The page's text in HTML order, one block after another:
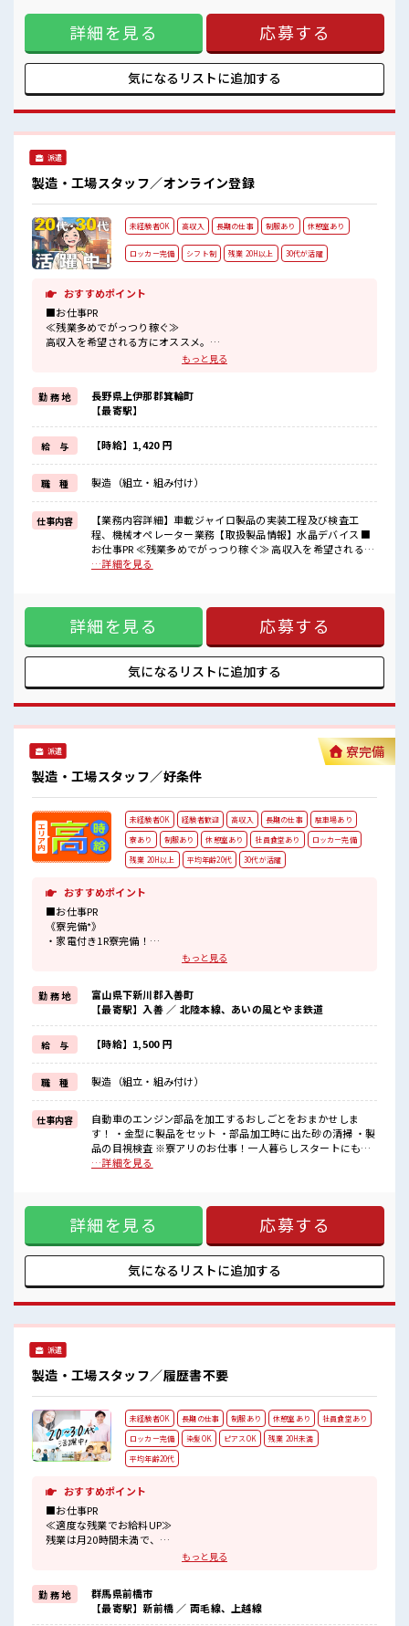
・1食500円程度で食べられる美味しい食堂完備！
・鍵付きロッカー/休憩所/シャワールーム完備
備！ ・夏場は1日一本飲み物の支給もあります♪ ・未経験歓
迎★ ・先輩や社員の方は丁寧に指導してくれるので安心♪ ・
専門知識が身に付きスキルアップも可能！ ・業務フローもわ
かりやすい！ ・制服貸与ありで服装に困らない〇・シャワー
室もあるので仕事終わりにサッパリできる！ ■職場の雰囲気
・徒歩5分圏内にコンビニあり！ ・近場にはヤマダ電機やスー
い食堂完備！ ・鍵付きロッカー/休憩所/シャワールーム完備
詳細を見る 応募する
気になるリストに追加する
派遣
製造・工場スタッフ／オンライン登録
未経験者OK 高収入 長期の仕事 制服あり 休憩室あり
ロッカー完備 シフト制 残業 20H以上 30代が活躍
おすすめポイント
■お仕事PR
≪残業多めでがっつり稼ぐ≫
高収入を希望される方にオススメ。
残業は月20時間以上あります♪
制服があるので、
毎日の服装の悩み解消♪
≪未経験でも活躍できる≫
新しいことにチャレンジするのは不安だけど、
しっかり働く環境が整っています！
イチからスキルUP・ステップUP目指していきましょう！
≪様々なお仕事をご提案≫
一人で悩まず気軽に相談できる、
派遣のお仕事です！
■職場の雰囲気
しっかり休める休憩室あり！
オンオフの切替もできちゃう！
残業がしっかりあるお仕事！
高収入もバッチリ目指せますよ！
もっと見る
勤 務 地
長野県上伊那郡箕輪町
【最寄駅】
給 与 【時給】1,420 円
職 種 製造（組立・組み付け）
仕事内容
【業務内容詳細】車載ジャイロ製品の実装工程及び検査工
程、機械オペレーター業務【取扱製品情報】水晶デバイス ■
お仕事PR ≪残業多めでがっつり稼ぐ≫ 高収入を希望される方
にオススメ。 残業は月20時間以上あります♪ ≪機能的な制服
ど、 しっかり働く環境が整っています！ イチからスキルUP・
ステップUP目指していきましょう！ ≪様々なお仕事をご提案
≫ 一人で悩まず気軽に相談できる、 派遣のお仕事です！ ■職
場の雰囲気 しっかり休める休憩室あり！ オンオフの切替もで
きちゃう！ 持ち物が多いあなたにもぴったり☆ ロッカー付き
職場♪ 残業がしっかりあるお仕事！ 高収入もバッチリ目指せ
…詳細を見る
詳細を見る 応募する
気になるリストに追加する
派遣
製造・工場スタッフ／好条件
寮完備
未経験者OK 経験者歓迎 高収入 長期の仕事
駐車場あり
寮あり
制服あり 休憩室あり 社員食堂あり
ロッカー完備
残業 20H以上
平均年齢20代 30代が活躍
おすすめポイント
■お仕事PR
《寮完備*》
・家電付き1R寮完備！
・最大月50000円の寮費補助ありで生活費も安心★
《通勤らくらく*》
・通勤手段は何でもOK！
・無料駐車場完備なのでマイカー通勤可能♪
《好条件*》
・高時給1500円から！
・残業30時間程度あるので残業代でしっかり稼げる！
《働く環境◎》
・一人一台冷風機完備！
・夏場は1日一本飲み物の支給もあります♪
・未経験歓迎★
・先輩や社員の方は丁寧に指導してくれるので安心♪
・制服貸与ありで服装に困らない
・近場にはヤマダ電機やスーパーマーケットもあるので休憩時間も
充実♪
・1食500円程度で食べられる美味しい食堂完備！
・鍵付きロッカー/休憩所/シャワールーム完備#ryo
もっと見る
勤 務 地
富山県下新川郡入善町
【最寄駅】入善 ／ 北陸本線、あいの風とやま鉄道
給 与 【時給】1,500 円
職 種 製造（組立・組み付け）
仕事内容
自動車のエンジン部品を加工するおしごとをおまかせしま
す！ ・金型に製品をセット ・部品加工時に出た砂の清掃 ・製
品の目視検査 ※寮アリのお仕事！一人暮らしスタートにもピ
ッタリ♪ ■お仕事PR 《寮完備*》 ・家電付き1R寮完備！ ・最
段は何でもOK！ ・無料駐車場完備なのでマイカー通勤可能♪
《好条件*》 ・高時給1500円から！ ・残業30時間程度あるの
で残業代でしっかり稼げる！ 《働く環境◎》 ・一人一台冷風
機完備！ ・夏場は1日一本飲み物の支給もあります♪ ・未経
験歓迎★ ・先輩や社員の方は丁寧に指導してくれるので安心
♪ ・制服貸与ありで服装に困らない ■職場の雰囲気 ・徒歩5
ーケットもあるので休憩時間も充実♪ ・1食500円程度で食べ
られる美味しい食堂完備！ ・鍵付きロッカー/休憩所/シャワ
…詳細を見る
詳細を見る 応募する
気になるリストに追加する
派遣
製造・工場スタッフ／履歴書不要
未経験者OK 長期の仕事 制服あり 休憩室あり
社員食堂あり
ロッカー完備
染髪OK ピアスOK
残業 20H未満
平均年齢20代
おすすめポイント
■お仕事PR
≪適度な残業でお給料UP≫
残業は月20時間未満で、
派手過ぎなければ髪型や髪色自由♪
(規定有)制服があると毎日の服選びに悩まずOK♪
≪未経験の方も大カンゲイ≫
もっと見る
勤 務 地
群馬県前橋市
【最寄駅】新前橋 ／ 両毛線、上越線